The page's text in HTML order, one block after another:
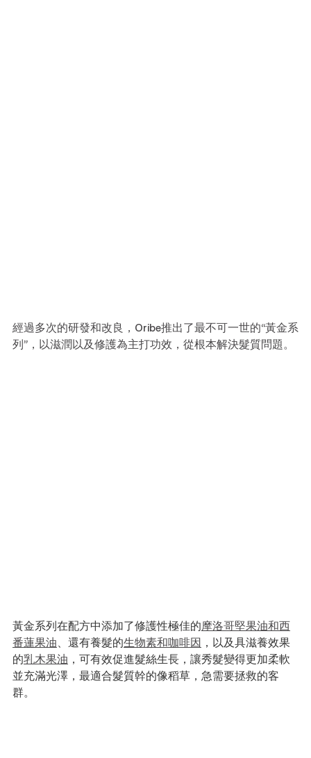
經過多次的研發和改良，Oribe推出了最不可一世的“黃金系
列”，以滋潤以及修護為主打功效，從根本解決髮質問題。
黃金系列在配方中添加了修護性極佳的摩洛哥堅果油和西
番蓮果油 、還有養髮的生物素和咖啡因 ，以及具滋養效果
的乳木果油 ，可有效促進髮絲生長，讓秀髮變得更加柔軟
並充滿光澤，最適合髮質幹的像稻草，急需要拯救的客
群。